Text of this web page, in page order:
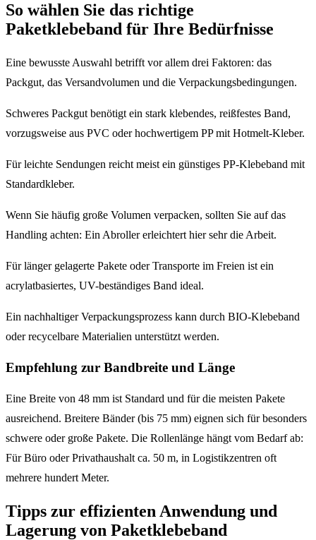
So wählen Sie das richtige
Paketklebeband für Ihre Bedürfnisse
Eine bewusste Auswahl betrifft vor allem drei Faktoren: das
Packgut, das Versandvolumen und die Verpackungsbedingungen.
Schweres Packgut benötigt ein stark klebendes, reißfestes Band,
vorzugsweise aus PVC oder hochwertigem PP mit Hotmelt-Kleber.
Für leichte Sendungen reicht meist ein günstiges PP-Klebeband mit
Standardkleber.
Wenn Sie häufig große Volumen verpacken, sollten Sie auf das
Handling achten: Ein Abroller erleichtert hier sehr die Arbeit.
Für länger gelagerte Pakete oder Transporte im Freien ist ein
acrylatbasiertes, UV-beständiges Band ideal.
Ein nachhaltiger Verpackungsprozess kann durch BIO-Klebeband
oder recycelbare Materialien unterstützt werden.
Empfehlung zur Bandbreite und Länge
Eine Breite von 48 mm ist Standard und für die meisten Pakete
ausreichend. Breitere Bänder (bis 75 mm) eignen sich für besonders
schwere oder große Pakete. Die Rollenlänge hängt vom Bedarf ab:
Für Büro oder Privathaushalt ca. 50 m, in Logistikzentren oft
mehrere hundert Meter.
Tipps zur effizienten Anwendung und
Lagerung von Paketklebeband